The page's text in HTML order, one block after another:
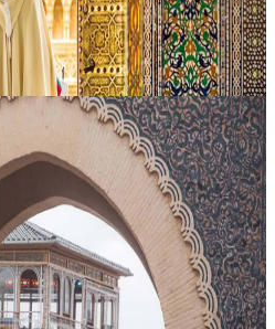
Tour nel deserto via le
questo itinerario offre uno
alternando città atlantiche, antiche
dune sahariane e località....